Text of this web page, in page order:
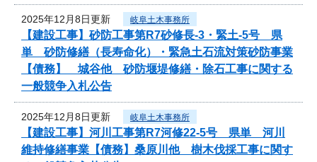
2025年12月8日更新 岐阜土木事務所
【建設工事】砂防工事第R7砂修長-3・緊土-5号 県
単 砂防修繕（長寿命化）・緊急土石流対策砂防事業
【債務】 城谷他 砂防堰堤修繕・除石工事に関する
一般競争入札公告
2025年12月8日更新 岐阜土木事務所
【建設工事】河川工事第R7河修22-5号 県単 河川
維持修繕事業【債務】桑原川他 樹木伐採工事に関す